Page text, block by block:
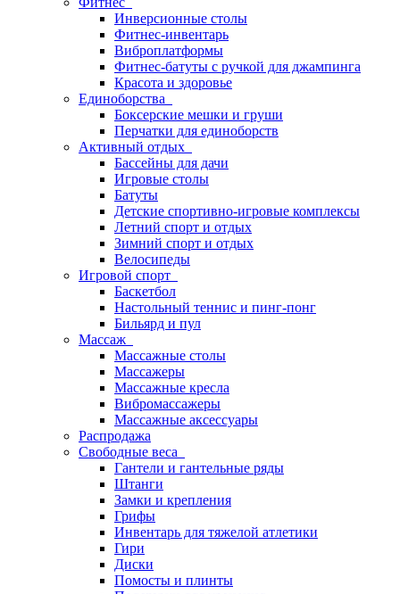
Инверсионные столы
Фитнес-инвентарь
Виброплатформы
Фитнес-батуты с ручкой для джампинга
Красота и здоровье
Единоборства
Боксерские мешки и груши
Перчатки для единоборств
Активный отдых
Бассейны для дачи
Игровые столы
Батуты
Детские спортивно-игровые комплексы
Летний спорт и отдых
Зимний спорт и отдых
Велосипеды
Игровой спорт
Баскетбол
Настольный теннис и пинг-понг
Бильярд и пул
Массаж
Массажные столы
Массажеры
Массажные кресла
Вибромассажеры
Массажные аксессуары
Распродажа
Свободные веса
Гантели и гантельные ряды
Штанги
Замки и крепления
Грифы
Инвентарь для тяжелой атлетики
Гири
Диски
Помосты и плинты